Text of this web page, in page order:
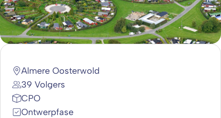
Almere Oosterwold
39 Volgers
CPO
Ontwerpfase